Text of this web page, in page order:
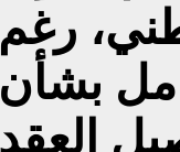
رغم
بشأن